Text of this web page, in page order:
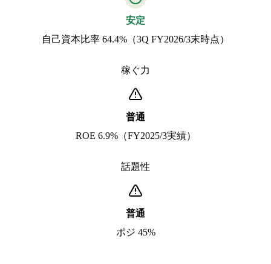
安定
自己資本比率 64.4%（3Q FY2026/3末時点）
稼ぐ力
普通
ROE 6.9%（FY2025/3実績）
話題性
普通
ポジ 45%